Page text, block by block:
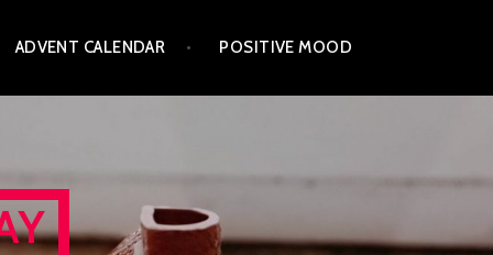
ADVENT CALENDAR POSITIVE MOOD